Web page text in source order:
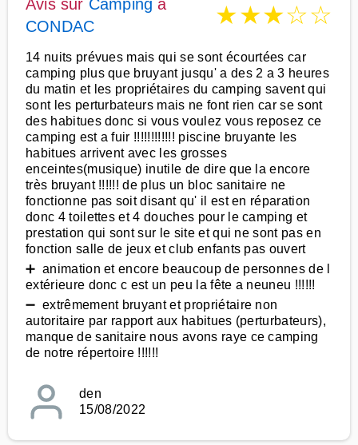
Avis sur Camping à
CONDAC
★★★☆☆
14 nuits prévues mais qui se sont écourtées car
camping plus que bruyant jusqu' a des 2 a 3 heures
du matin et les propriétaires du camping savent qui
sont les perturbateurs mais ne font rien car se sont
des habitues donc si vous voulez vous reposez ce
camping est a fuir !!!!!!!!!!!! piscine bruyante les
habitues arrivent avec les grosses
enceintes(musique) inutile de dire que la encore
très bruyant !!!!!! de plus un bloc sanitaire ne
fonctionne pas soit disant qu' il est en réparation
donc 4 toilettes et 4 douches pour le camping et
prestation qui sont sur le site et qui ne sont pas en
fonction salle de jeux et club enfants pas ouvert
➕ animation et encore beaucoup de personnes de l
extérieure donc c est un peu la fête a neuneu !!!!!!
➖ extrêmement bruyant et propriétaire non
autoritaire par rapport aux habitues (perturbateurs),
manque de sanitaire nous avons raye ce camping
de notre répertoire !!!!!!
den
15/08/2022